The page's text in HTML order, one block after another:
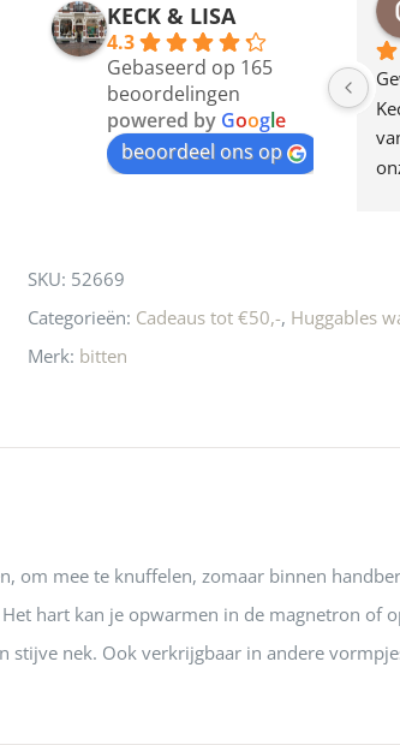
KECK & LISA
4.3
Gebaseerd op 165
beoordelingen
powered by Google
beoordeel ons op
12 maanden geleden
Waarom in hemelsnaam
de woonwinkel op de
klippen  laten lopen? Waar
moeten nu de design
SKU: 52669
Categorieën: Cadeaus tot €50,-, Huggables
Merk: bitten
om mee te knuffelen, zomaar binnen
hart kan je opwarmen in de magnetron of
stijve nek. Ook verkrijgbaar in andere